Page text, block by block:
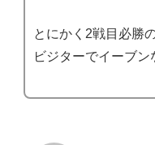
とにかく2戦目必勝
ビジターでイーブ